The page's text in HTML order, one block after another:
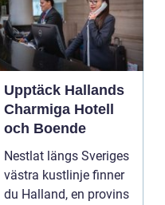
Upptäck Hallands
Charmiga Hotell
och Boende
Nestlat längs Sveriges
västra kustlinje finner
du Halland, en provins